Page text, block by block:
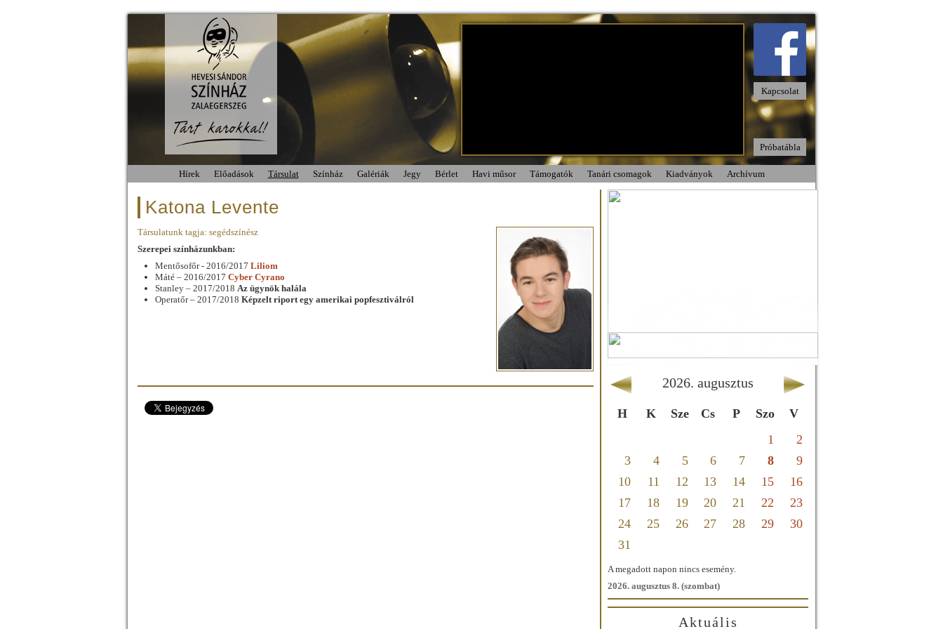
Hírek Előadások Társulat Színház Galériák Jegy Bérlet Havi műsor Támogatók Tanári csomagok Kiadványok Archívum
Kapcsolat
Próbatábla
Katona Levente
Társulatunk tagja: segédszínész
Szerepei színházunkban:
Mentősofőr - 2016/2017 Liliom
Máté – 2016/2017 Cyber Cyrano
Stanley – 2017/2018 Az ügynök halála
Operatőr – 2017/2018 Képzelt riport egy amerikai popfesztiválról
2026. augusztus
H K Sze Cs P Szo
V
1
2
3
4 5 6 7 8
9
10
11 12 13 14 15
16
17
18 19 20 21 22
23
24
25 26 27 28 29
30
31
A megadott napon nincs esemény.
2026. augusztus 8. (szombat)
Aktuális